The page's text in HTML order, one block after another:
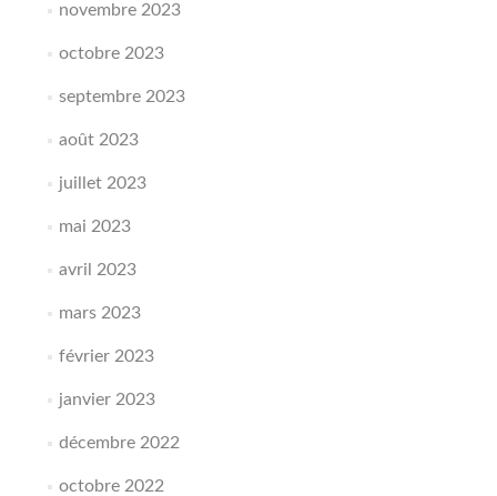
novembre 2023
octobre 2023
septembre 2023
août 2023
juillet 2023
mai 2023
avril 2023
mars 2023
février 2023
janvier 2023
décembre 2022
octobre 2022